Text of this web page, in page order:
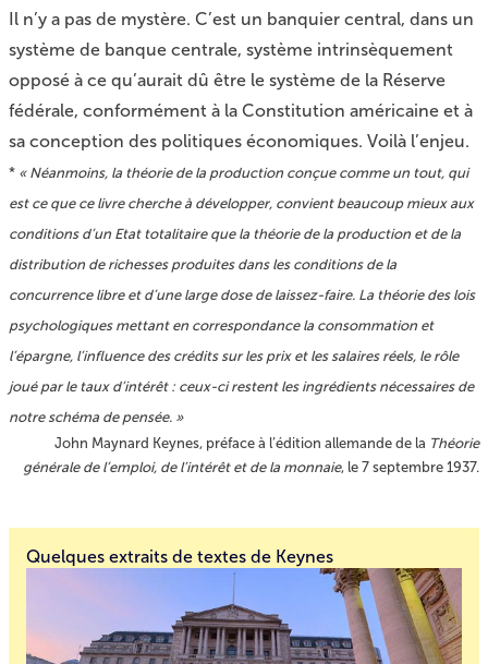
Il n’y a pas de mystère. C’est un banquier central, dans un
système de banque centrale, système intrinsèquement
opposé à ce qu’aurait dû être le système de la Réserve
fédérale, conformément à la Constitution américaine et à
sa conception des politiques économiques. Voilà l’enjeu.
* « Néanmoins, la théorie de la production conçue comme un tout, qui
est ce que ce livre cherche à développer, convient beaucoup mieux aux
conditions d’un Etat totalitaire que la théorie de la production et de la
distribution de richesses produites dans les conditions de la
concurrence libre et d’une large dose de laissez-faire. La théorie des lois
psychologiques mettant en correspondance la consommation et
l’épargne, l’influence des crédits sur les prix et les salaires réels, le rôle
joué par le taux d’intérêt : ceux-ci restent les ingrédients nécessaires de
notre schéma de pensée. »
John Maynard Keynes, préface à l’édition allemande de la Théorie
générale de l’emploi, de l’intérêt et de la monnaie, le 7 septembre 1937.
Quelques extraits de textes de Keynes